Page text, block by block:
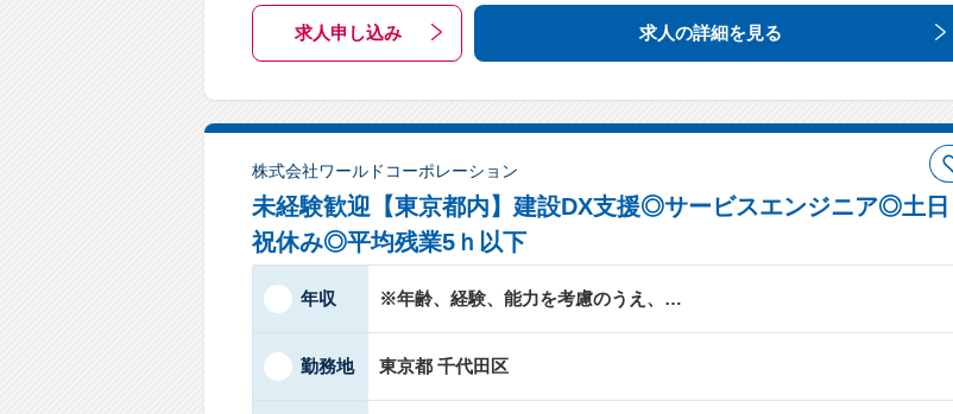
求人申し込み 求人の詳細を見る
株式会社ワールドコーポレーション
未経験歓迎【東京都内】建設DX支援◎サービスエンジニア◎土日
祝休み◎平均残業5ｈ以下
年収 ※年齢、経験、能力を考慮のうえ、…
勤務地 東京都 千代田区